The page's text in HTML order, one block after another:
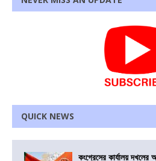
QUICK NEWS
কংগ্রেসের কার্যালয় দখলের